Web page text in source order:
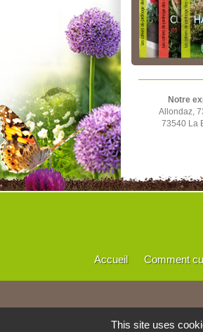
Notre
Allondaz,
73540 La
Accueil Comment
This site uses